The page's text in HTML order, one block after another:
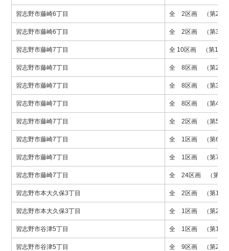
習志野市藤崎6丁目 全 2区画 （第2期
習志野市藤崎6丁目 全 2区画 （第3期
習志野市藤崎7丁目 全 10区画 （第1期
習志野市藤崎7丁目 全 8区画 （第2期
習志野市藤崎7丁目 全 8区画 （第3期
習志野市藤崎7丁目 全 8区画 （第4期
習志野市藤崎7丁目 全 2区画 （第5期
習志野市藤崎7丁目 全 1区画 （第6期
習志野市藤崎7丁目 全 1区画 （第7期
習志野市藤崎7丁目 全 24区画 （第8
習志野市本大久保3丁目 全 2区画 （第1期
習志野市本大久保3丁目 全 1区画 （第2期
習志野市谷津5丁目 全 1区画 （第1期
習志野市谷津5丁目 全 9区画 （第2期